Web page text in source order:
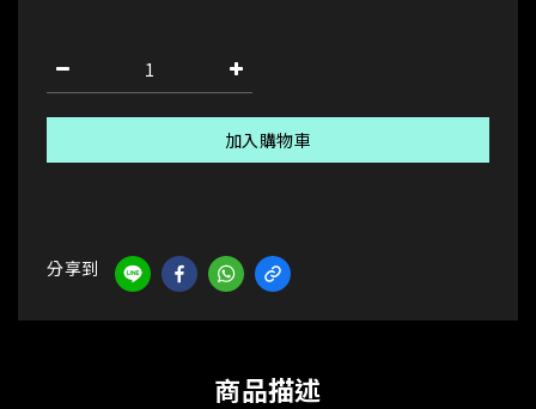
加入購物車
分享到
商品描述